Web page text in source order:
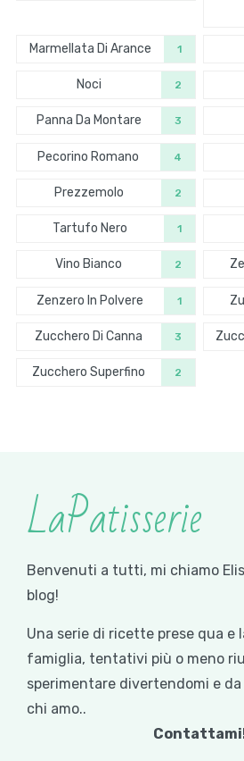
Marmellata Di Arance 1
Noci 2
Panna Da Montare 3
Pecorino Romano 4
Prezzemolo 2
Tartufo Nero 1
Vino Bianco 2
Zenzero In Polvere 1
Zucchero Di Canna 3
Zucchero Superfino 2
LaPatisserie
Benvenuti a tutti, mi chiamo
blog!
Una serie di ricette prese qua e
famiglia, tentativi più o meno
sperimentare divertendomi e
chi amo..